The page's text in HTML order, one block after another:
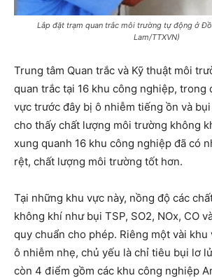
Lắp đặt trạm quan trắc môi trường tự động ở
Lam/TTXVN)
Trung tâm Quan trắc và Kỹ thuật môi
quan trắc tại 16 khu công nghiệp, trong
vực trước đây bị ô nhiễm tiếng ồn và
cho thấy chất lượng môi trường không
xung quanh 16 khu công nghiệp đã có
rệt, chất lượng môi trường tốt hơn.
Tại những khu vực này, nồng độ các
không khí như bụi TSP, SO2, NOx, CO
quy chuẩn cho phép. Riêng một vài
ô nhiễm nhẹ, chủ yếu là chỉ tiêu bụi lơ
còn 4 điểm gồm các khu công nghiệp